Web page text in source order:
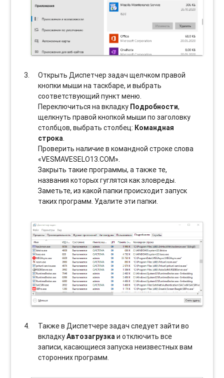
Открыть Диспетчер задач щелчком правой
кнопки мыши на таскбаре, и выбрать
соотвeтствующий пункт меню.
Переключиться на вкладку Подробности,
щелкнуть правой кнопкой мыши по заголовку
столбцов, выбрать столбец: Командная
строка.
Проверить наличие в командной строке слова
«VESMAVESELO13.COM».
Закрыть такие программы, а также те,
названия которых гуглятся как зловреды.
Заметьте, из какой папки происходит запуск
таких программ. Удалите эти папки.
Также в Диспетчере задач следует зайти во
вкладкуАвтозагрузкаи отключить все
записи, касающиеся запуска неизвестных вам
сторонних программ.